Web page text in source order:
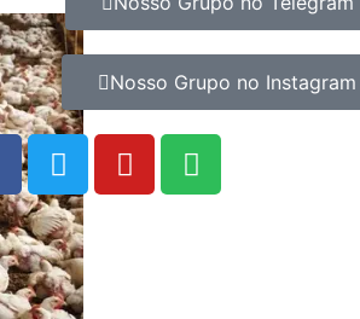
Nosso Grupo no Instagram